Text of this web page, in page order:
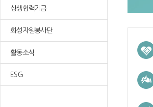
상생협력기금
화성자원봉사단
활동소식
ESG